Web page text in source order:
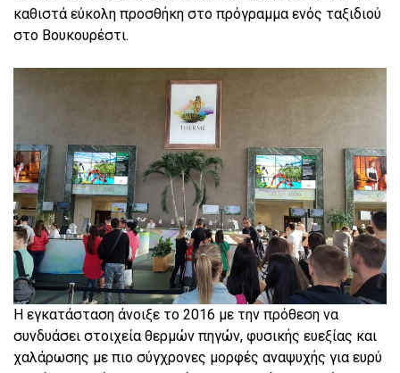
καθιστά εύκολη προσθήκη στο πρόγραμμα ενός ταξιδιού
στο Βουκουρέστι.
Η εγκατάσταση άνοιξε το 2016 με την πρόθεση να
συνδυάσει στοιχεία θερμών πηγών, φυσικής ευεξίας και
χαλάρωσης με πιο σύγχρονες μορφές αναψυχής για ευρύ